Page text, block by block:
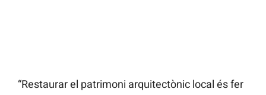
“Restaurar el patrimoni arquitectònic local és fer